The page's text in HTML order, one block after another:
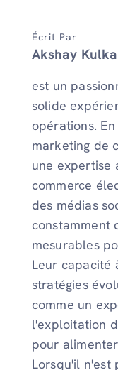
Écrit Par
Akshay
est un
solide
opérations.
marketing de
une expertise
commerce
des médias
constamment
mesurables
Leur capacité
stratégies
comme un
l'exploitation
pour
Lorsqu'il n'est